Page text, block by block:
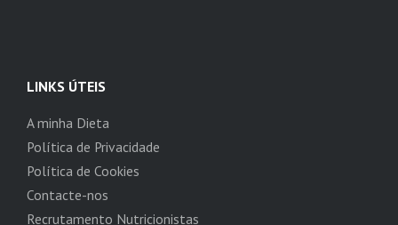
LINKS ÚTEIS
A minha Dieta
Política de Privacidade
Política de Cookies
Contacte-nos
Recrutamento Nutricionistas